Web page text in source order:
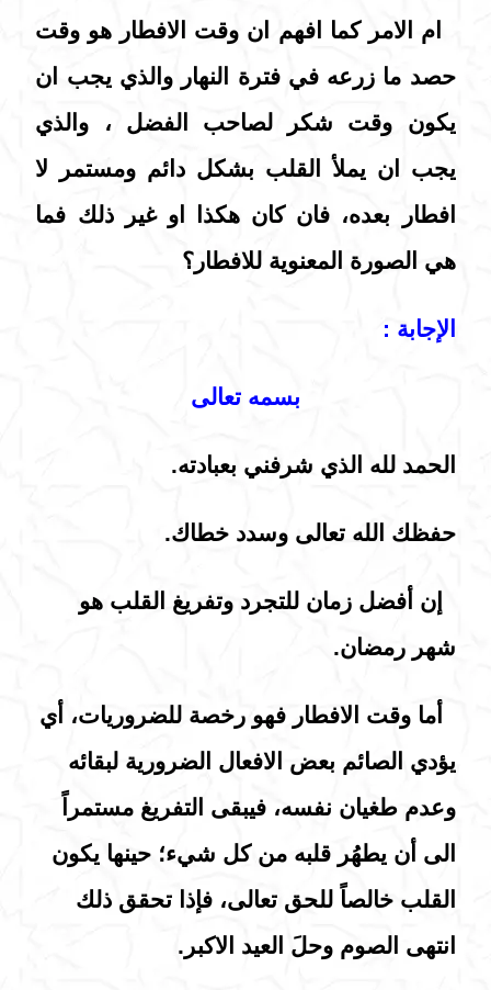
ام الامر كما افهم ان وقت الافطار هو وقت
حصد ما زرعه في فترة النهار والذي يجب ان
يكون وقت شكر لصاحب الفضل ، والذي
يجب ان يملأ القلب بشكل دائم ومستمر لا
افطار بعده، فان كان هكذا او غير ذلك فما
هي الصورة المعنوية للافطار؟
الإجابة :
بسمه تعالى
الحمد لله الذي شرفني بعبادته.
حفظك الله تعالى وسدد خطاك.
إن أفضل زمان للتجرد وتفريغ القلب هو
شهر رمضان.
أما وقت الافطار فهو رخصة للضروريات، أي
يؤدي الصائم بعض الافعال الضرورية لبقائه
وعدم طغيان نفسه، فيبقى التفريغ مستمراً
الى أن يطهُر قلبه من كل شيء؛ حينها يكون
القلب خالصاً للحق تعالى، فإذا تحقق ذلك
انتهى الصوم وحلَ العيد الاكبر.